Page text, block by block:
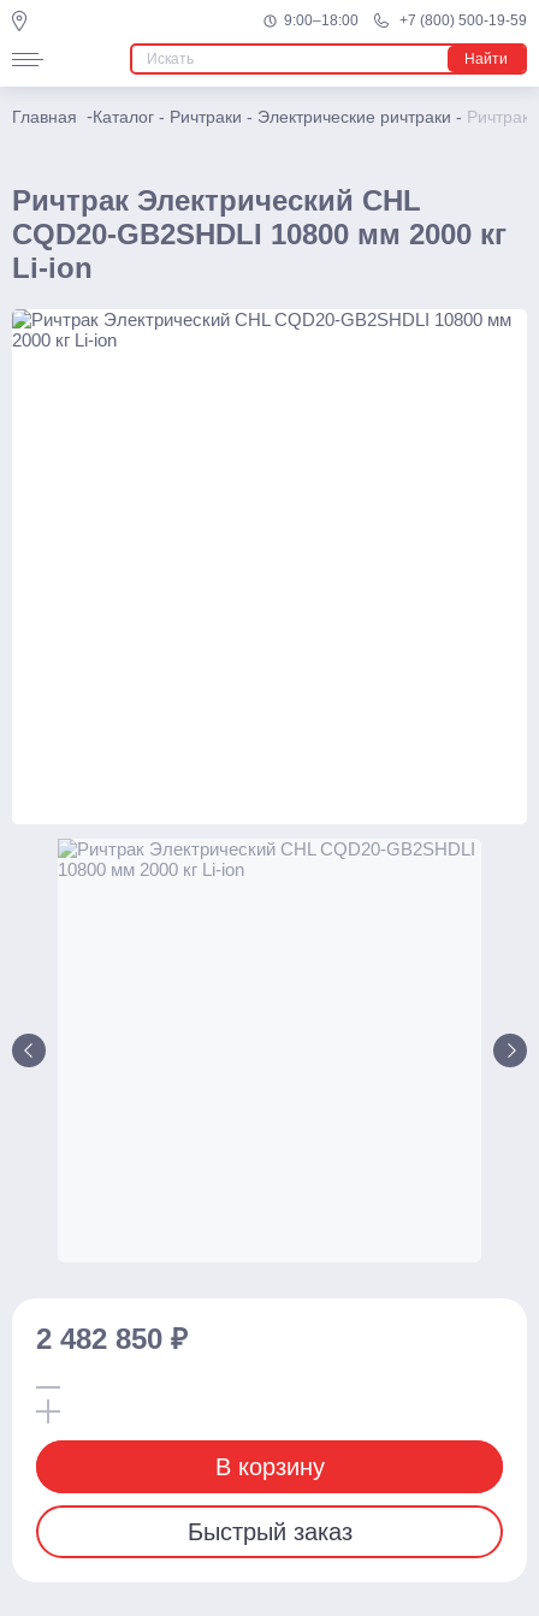
9:00–18:00 +7 (800) 500-19-59
Найти
Главная -Каталог - Ричтраки - Электрические ричтраки - Ричтрак
Ричтрак Электрический CHL
CQD20-GB2SHDLI 10800 мм 2000 кг
Li-ion
2 482 850 ₽
В корзину
Быстрый заказ
Подъемники
Телескопические
Штабелеры
Ручные
С электроподъемом
Для бочек
С электроподъемом
Стационарные
Тельферы
Смотреть весь каталог